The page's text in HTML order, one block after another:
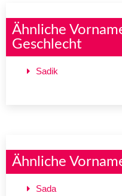
Ähnliche
Geschlecht
Sadik
Ähnliche
Sada